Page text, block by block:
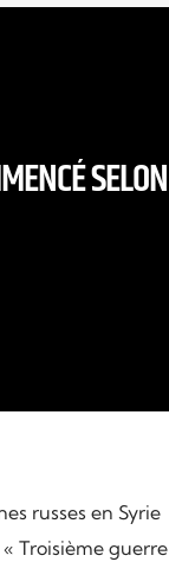
SELON
russes en Syrie
Troisième guerre